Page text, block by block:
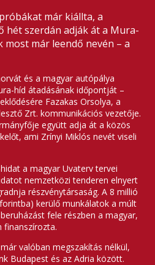
már kiállta, a
hét szerdán adják át a Mura-
most már leendő nevén – a
és a magyar autópálya
híd átadásának időpontját –
Fazakas Orsolya, a
Zrt. kommunikációs vezetője.
együtt adja át a közös
ami Zrínyi Miklós nevét viseli
a magyar Uvaterv tervei
nemzetközi tenderen elnyert
részvénytársaság. A 8 millió
kerülő munkálatok a múlt
fele részben a magyar,
finanszírozta.
valóban megszakítás nélkül,
Budapest és az Adria között.